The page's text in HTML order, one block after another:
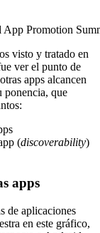
App Promotion
visto y tratado en
ver el punto de
apps alcancen
ponencia, que
(discoverability)
apps
de aplicaciones
en este gráfico,